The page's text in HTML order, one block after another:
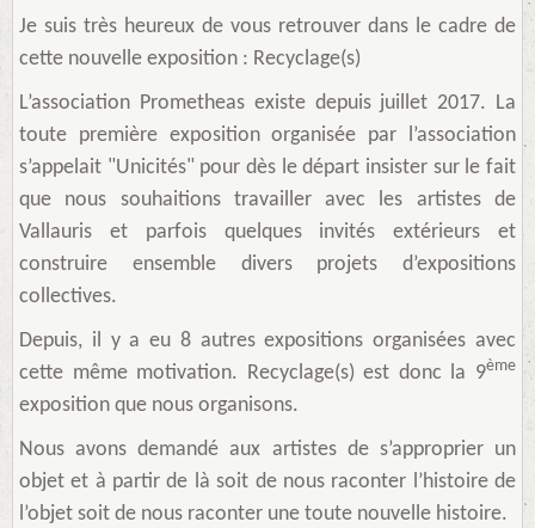
Je suis très heureux de vous retrouver dans le cadre de
cette nouvelle exposition : Recyclage(s)
L’association Prometheas existe depuis juillet 2017. La
toute première exposition organisée par l’association
s’appelait "Unicités" pour dès le départ insister sur le fait
que nous souhaitions travailler avec les artistes de
Vallauris et parfois quelques invités extérieurs et
construire ensemble divers projets d’expositions
collectives.
Depuis, il y a eu 8 autres expositions organisées avec
cette même motivation. Recyclage(s) est donc la 9ème
exposition que nous organisons.
Nous avons demandé aux artistes de s’approprier un
objet et à partir de là soit de nous raconter l’histoire de
l’objet soit de nous raconter une toute nouvelle histoire.